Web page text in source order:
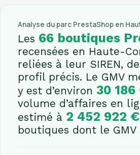
Analyse du parc PrestaShop en
Les 66 boutiques
recensées en Haute-
reliées à leur SIREN,
profil précis. Le GMV
y est d’environ30 186
volume d’affaires en
estimé à 2 452 922 €
boutiques dont le GMV